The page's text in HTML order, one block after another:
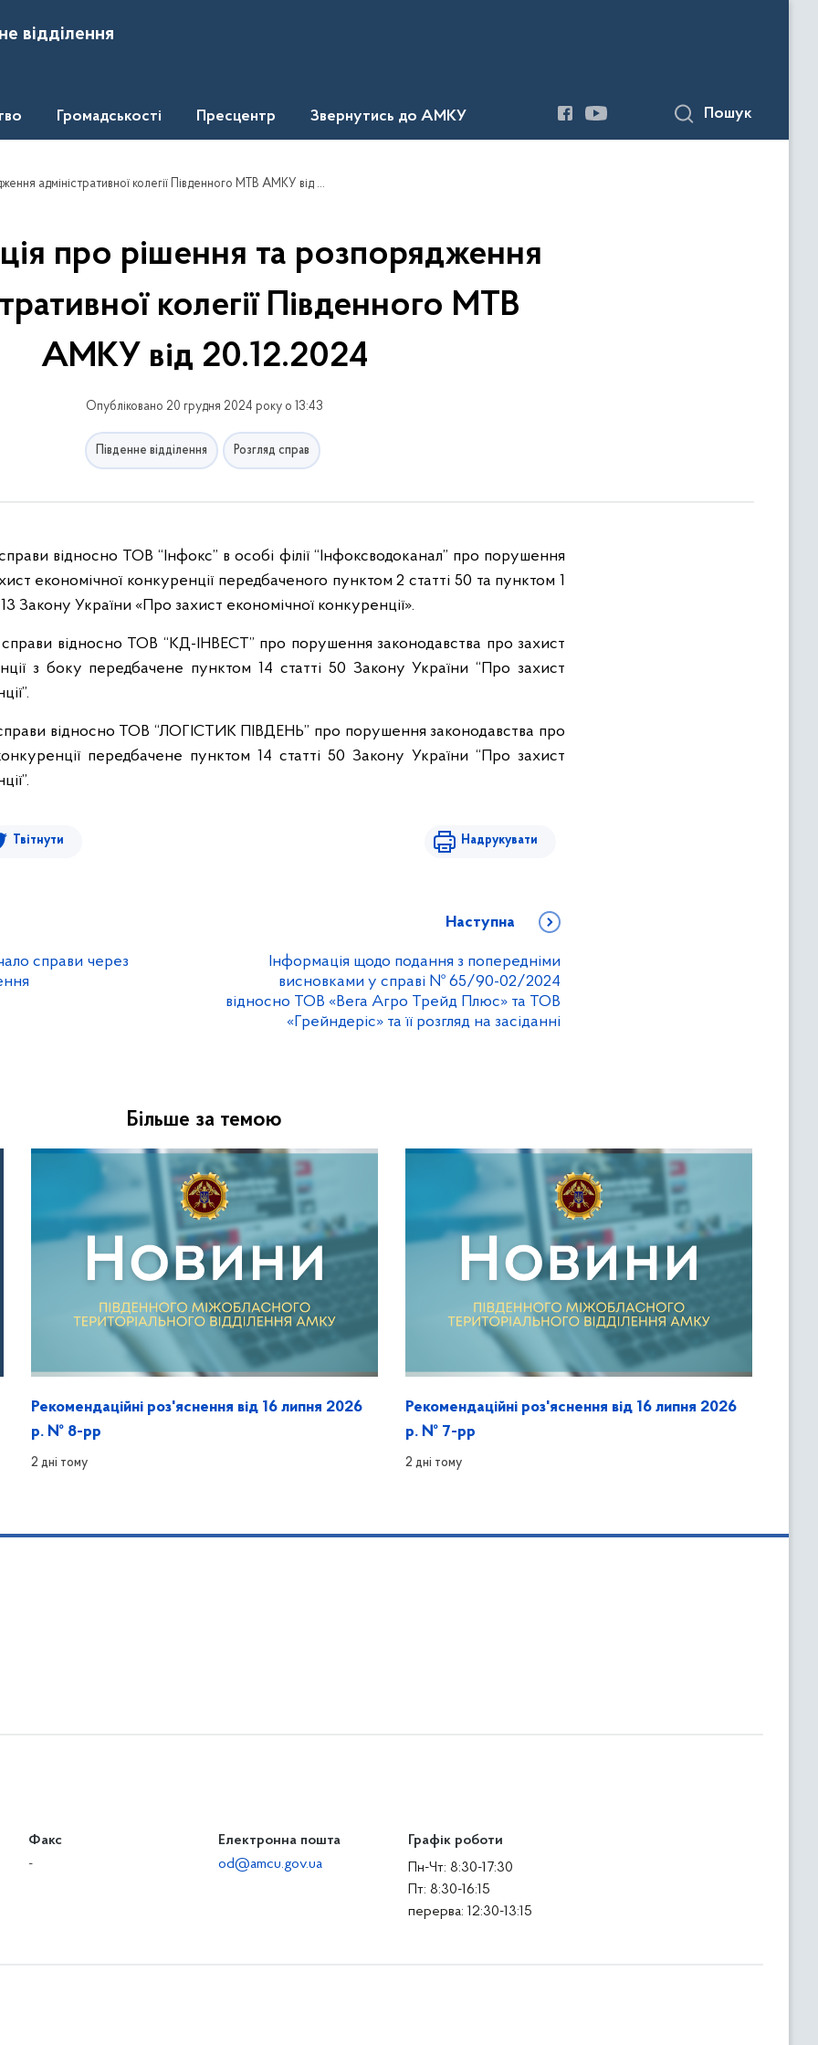
відділення
Громадськості Пресцентр Звернутись до АМКУ Пошук
колегії Південного МТВ АМКУ від 20.12.2024
про рішення та розпорядження
колегії Південного МТВ
АМКУ від 20.12.2024
Опубліковано 20 грудня 2024 року о 13:43
Південне відділення Розгляд справ
відносно ТОВ “Інфокс” в особі філії “Інфоксводоканал” про порушення
економічної конкуренції передбаченого пунктом 2 статті 50 та пунктом 1
13 Закону України «Про захист економічної конкуренції».
відносно ТОВ “КД-ІНВЕСТ” про порушення законодавства про захист
з боку передбачене пунктом 14 статті 50 Закону України “Про захист
відносно ТОВ “ЛОГІСТИК ПІВДЕНЬ” про порушення законодавства про
передбачене пунктом 14 статті 50 Закону України “Про захист
Твітнути Надрукувати
справи через
Наступна
Інформація щодо подання з попередніми
висновками у справі № 65/90-02/2024
відносно ТОВ «Вега Агро Трейд Плюс» та ТОВ
«Грейндеріс» та її розгляд на засіданні
Більше за темою
Рекомендаційні роз'яснення від 16 липня 2026
р. № 8-рр
2 дні тому
Рекомендаційні роз'яснення від 16 липня 2026
р. № 7-рр
2 дні тому
Факс
-
Електронна пошта
od@amcu.gov.ua
Графік роботи
Пн-Чт: 8:30-17:30
Пт: 8:30-16:15
перерва: 12:30-13:15